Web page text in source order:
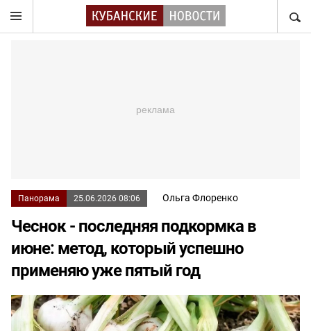
Панорама 25.06.2026 08:06 Ольга Флоренко
Чеснок - последняя подкормка в
июне: метод, который успешно
применяю уже пятый год